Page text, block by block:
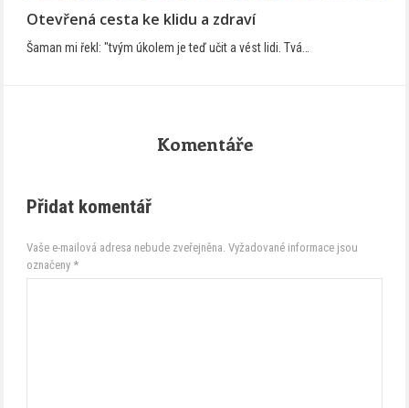
Otevřená cesta ke klidu a zdraví
Šaman mi řekl: "tvým úkolem je teď učit a vést lidi. Tvá…
Komentáře
Přidat komentář
Vaše e-mailová adresa nebude zveřejněna. Vyžadované informace jsou
označeny *